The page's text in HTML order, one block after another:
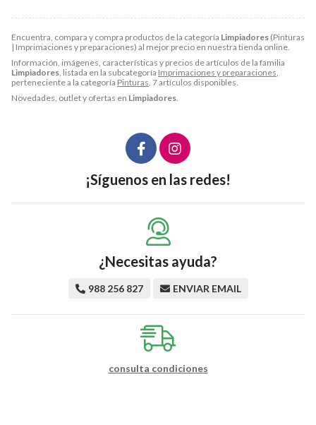
Encuentra, compara y compra productos de la categoría Limpiadores (Pinturas
| Imprimaciones y preparaciones) al mejor precio en nuestra tienda online.
Información, imágenes, características y precios de artículos de la familia
Limpiadores, listada en la subcategoría Imprimaciones y preparaciones,
perteneciente a la categoría Pinturas. 7 artículos disponibles.
Novedades, outlet y ofertas en Limpiadores.
¡Síguenos en las redes!
¿Necesitas ayuda?
988 256 827 ENVIAR EMAIL
consulta condiciones